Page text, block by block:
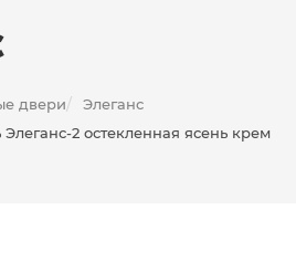
двери/ Элеганс
2 остекленная ясень крем